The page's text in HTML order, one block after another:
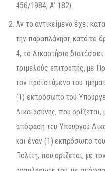
456/1984, Α’ 182).
Αν το αντικείμενο έχει
την παραπλάνηση κατά το
4, το Δικαστήριο
τριμελούς επιτροπής, με
τον προϊστάμενο του
(1) εκπρόσωπο του
Δικαιοσύνης, που
απόφαση του Υπουργού
και έναν (1) εκπρόσωπο
Πολίτη, που ορίζεται, με τον